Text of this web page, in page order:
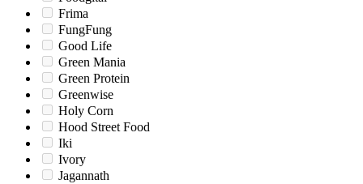
Frima
FungFung
Good Life
Green Mania
Green Protein
Greenwise
Holy Corn
Hood Street Food
Iki
Ivory
Jagannath